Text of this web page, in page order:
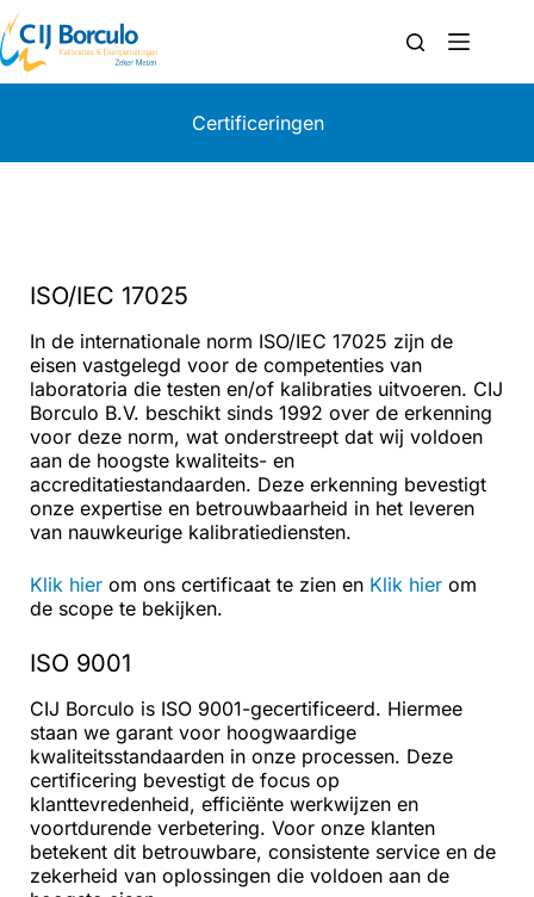
Certificeringen
ISO/IEC 17025
In de internationale norm ISO/IEC 17025 zijn de
eisen vastgelegd voor de competenties van
laboratoria die testen en/of kalibraties uitvoeren. CIJ
Borculo B.V. beschikt sinds 1992 over de erkenning
voor deze norm, wat onderstreept dat wij voldoen
aan de hoogste kwaliteits- en
accreditatiestandaarden. Deze erkenning bevestigt
onze expertise en betrouwbaarheid in het leveren
van nauwkeurige kalibratiediensten.
Klik hier om ons certificaat te zien en Klik hier om
de scope te bekijken.
ISO 9001
CIJ Borculo is ISO 9001-gecertificeerd. Hiermee
staan we garant voor hoogwaardige
kwaliteitsstandaarden in onze processen. Deze
certificering bevestigt de focus op
klanttevredenheid, efficiënte werkwijzen en
voortdurende verbetering. Voor onze klanten
betekent dit betrouwbare, consistente service en de
zekerheid van oplossingen die voldoen aan de